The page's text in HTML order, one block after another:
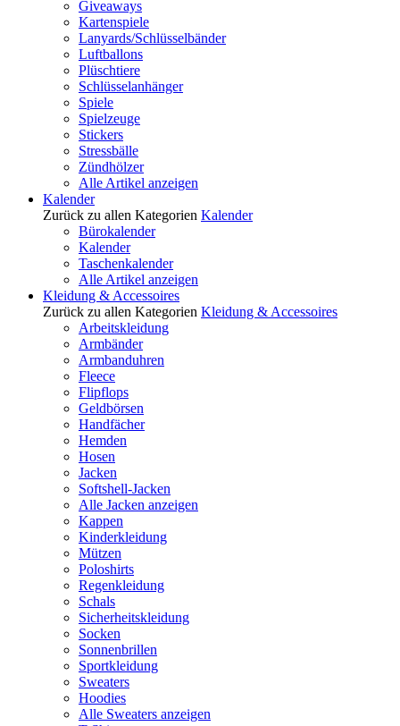
Giveaways
Kartenspiele
Lanyards/Schlüsselbänder
Luftballons
Plüschtiere
Schlüsselanhänger
Spiele
Spielzeuge
Stickers
Stressbälle
Zündhölzer
Alle Artikel anzeigen
Kalender
Zurück zu allen Kategorien Kalender
Bürokalender
Kalender
Taschenkalender
Alle Artikel anzeigen
Kleidung & Accessoires
Zurück zu allen Kategorien Kleidung & Accessoires
Arbeitskleidung
Armbänder
Armbanduhren
Fleece
Flipflops
Geldbörsen
Handfächer
Hemden
Hosen
Jacken
Softshell-Jacken
Alle Jacken anzeigen
Kappen
Kinderkleidung
Mützen
Poloshirts
Regenkleidung
Schals
Sicherheitskleidung
Socken
Sonnenbrillen
Sportkleidung
Sweaters
Hoodies
Alle Sweaters anzeigen